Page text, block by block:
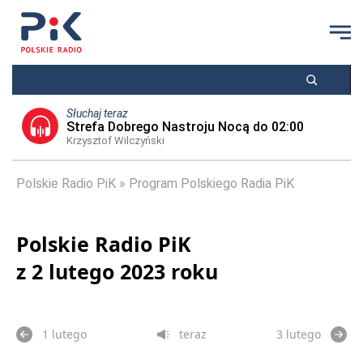
Słuchaj teraz
Strefa Dobrego Nastroju Nocą do 02:00
Krzysztof Wilczyński
Polskie Radio PiK Program Polskiego Radia PiK
Polskie Radio PiK
z 2 lutego 2023 roku
1 lutego teraz 3 lutego